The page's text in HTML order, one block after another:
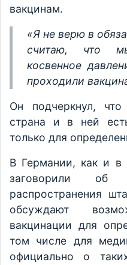
вакцинам.
«Я не верю в
считаю, что
косвенное
проходили
Он подчеркнул,
страна и в ней
только для
В Германии, как и в
заговорили об
распространения
обсуждают
вакцинации для
том числе для
официально о